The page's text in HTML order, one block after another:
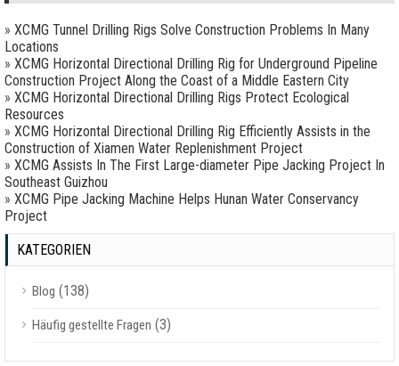
» XCMG Tunnel Drilling Rigs Solve Construction Problems In Many
Locations
» XCMG Horizontal Directional Drilling Rig for Underground Pipeline
Construction Project Along the Coast of a Middle Eastern City
» XCMG Horizontal Directional Drilling Rigs Protect Ecological
Resources
» XCMG Horizontal Directional Drilling Rig Efficiently Assists in the
Construction of Xiamen Water Replenishment Project
» XCMG Assists In The First Large-diameter Pipe Jacking Project In
Southeast Guizhou
» XCMG Pipe Jacking Machine Helps Hunan Water Conservancy
Project
KATEGORIEN
Blog (138)
Häufig gestellte Fragen (3)